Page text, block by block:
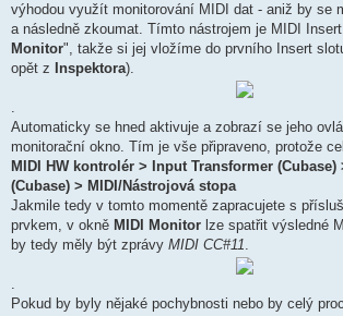
výhodou využít monitorování MIDI dat - aniž by se
a následně zkoumat. Tímto nástrojem je MIDI
Monitor", takže si jej vložíme do prvního Insert
opět z
Inspektora).
.
Automaticky se hned aktivuje a zobrazí se jeho
monitorační okno. Tím je vše připraveno, protože
MIDI HW kontrolér > Input Transformer
(Cubase) > MIDI/Nástrojová stopa
Jakmile tedy v tomto momentě zapracujete s
prvkem, v okně MIDI Monitor lze spatřit výsledné
by tedy měly být zprávy MIDI CC#11.
.
Pokud by byly nějaké pochybnosti nebo by celý